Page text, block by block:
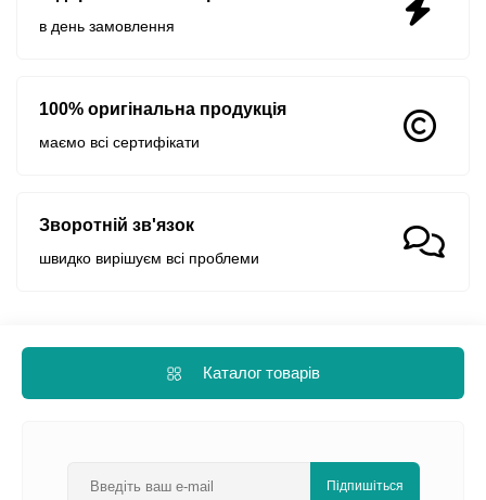
в день замовлення
100% оригінальна продукція
маємо всі сертифікати
Зворотній зв'язок
швидко вирішуєм всі проблеми
Каталог товарів
Підпишіться